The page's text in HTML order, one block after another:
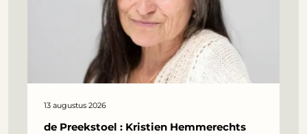
13 augustus 2026
de Preekstoel : Kristien Hemmerechts